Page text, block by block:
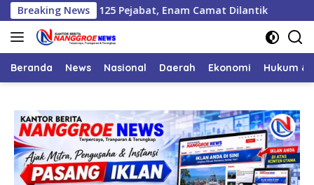
Langsung
ke
konten
Breaking News
Lantik 125 Pejabat, Enam Camat Dilantik
Beranda News Nasional Daerah Ekonomi Hukum &